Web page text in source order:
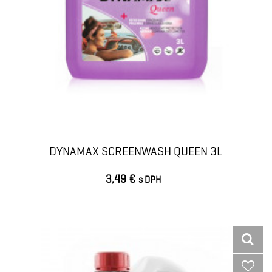
DYNAMAX SCREENWASH QUEEN 3L
3,49 € s DPH